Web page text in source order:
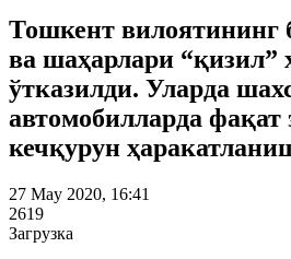
Тошкент вилоятининг
ва шаҳарлари “қизил”
ўтказилди. Уларда
автомобилларда фақат
кечқурун
27 May 2020, 16:41
2619
Загрузка